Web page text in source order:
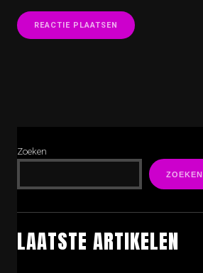
Zoeken
ZOEKEN
LAATSTE ARTIKELEN